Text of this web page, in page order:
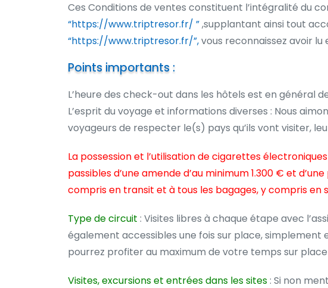
Ces Conditions de ventes constituent l’intégralité du
“https://www.triptresor.fr/ ”,supplantant ainsi tout
“https://www.triptresor.fr/”,vous reconnaissez avoir
Points importants :
L’heure des check-out dans les hôtels est en général
L’esprit du voyage et informations diverses : Nous
voyageurs de respecter le(s) pays qu’ils vont visiter,
La possession et l’utilisation de cigarettes
passibles d’une amende d’au minimum 1.300 € et
compris en transit et à tous les bagages, y compris en
Type de circuit : Visites libres à chaque étape avec
également accessibles une fois sur place,
pourrez profiter au maximum de votre temps sur
Visites, excursions et entrées dans les sites: Si non